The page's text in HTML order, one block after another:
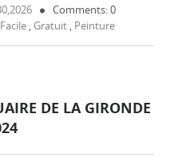
Comments: 0
Facile , Gratuit , Peinture
DE LA GIRONDE